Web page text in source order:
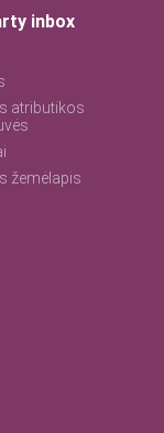
inbox
atributikos
žemėlapis